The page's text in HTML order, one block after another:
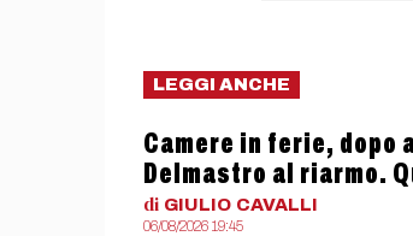
LEGGI ANCHE
Camere in ferie,
Delmastro al riarmo.
di GIULIO CAVALLI
06/08/2026 19:45